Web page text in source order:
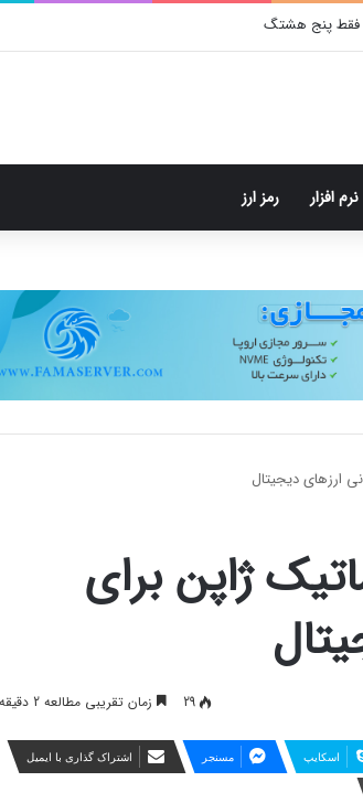
نرم افزار رمز ارز
ارزهای دیجیتال
ژاپن برای
29 زمان تقریبی مطالعه 2 دقیقه
اسکایپ مسنجر اشتراک گذاری با ایمیل